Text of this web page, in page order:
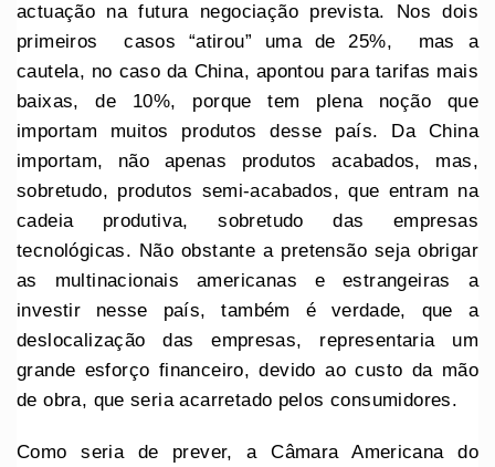
actuação na futura negociação prevista. Nos dois
primeiros casos “atirou” uma de 25%, mas a
cautela, no caso da China, apontou para tarifas mais
baixas, de 10%, porque tem plena noção que
importam muitos produtos desse país. Da China
importam, não apenas produtos acabados, mas,
sobretudo, produtos semi-acabados, que entram na
cadeia produtiva, sobretudo das empresas
tecnológicas. Não obstante a pretensão seja obrigar
as multinacionais americanas e estrangeiras a
investir nesse país, também é verdade, que a
deslocalização das empresas, representaria um
grande esforço financeiro, devido ao custo da mão
de obra, que seria acarretado pelos consumidores.
Como seria de prever, a Câmara Americana do